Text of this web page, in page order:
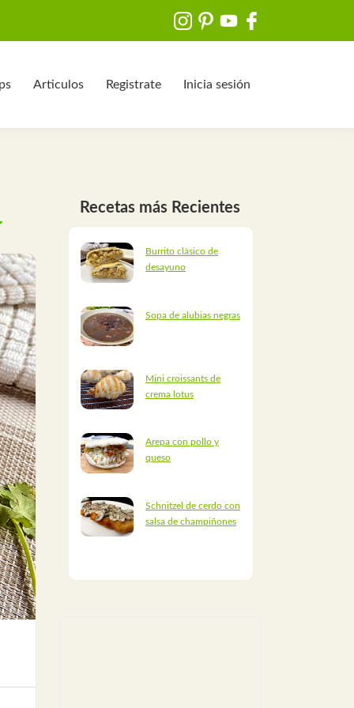
Articulos Registrate Inicia sesión
Recetas más Recientes
Burrito clásico de
desayuno
Sopa de alubias negras
Mini croissants de
crema lotus
Arepa con pollo y
queso
Schnitzel de cerdo con
salsa de champiñones